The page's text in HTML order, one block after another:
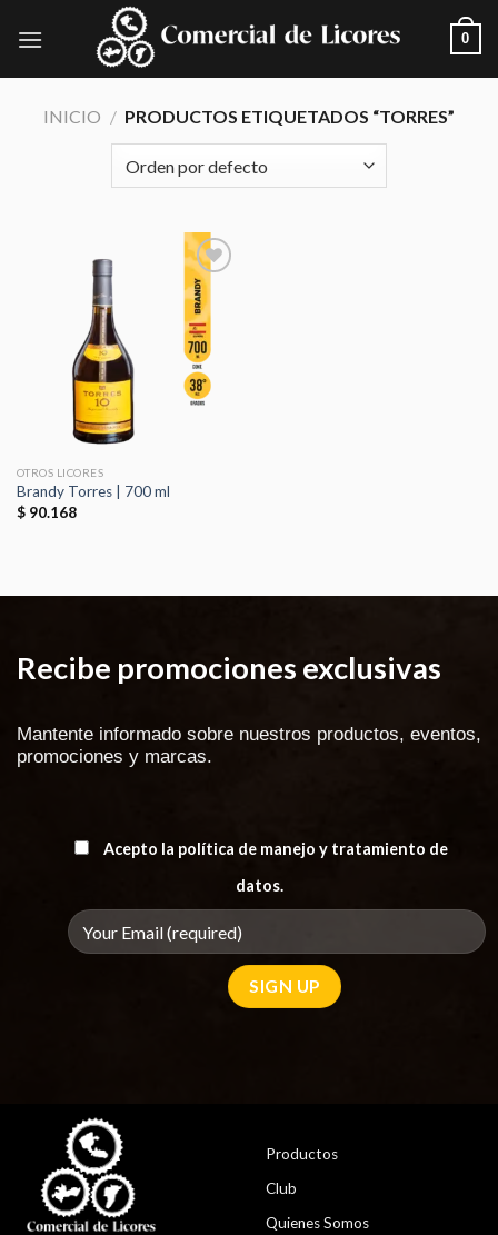
0
INICIO / PRODUCTOS ETIQUETADOS “TORRES”
Añadir
a la
lista de
deseos
OTROS LICORES
Brandy Torres | 700 ml
$90.168
Recibe promociones exclusivas
Mantente informado sobre nuestros productos, eventos,
promociones y marcas.
Acepto la política de manejo y tratamiento de
datos.
Productos
Club
Quienes Somos